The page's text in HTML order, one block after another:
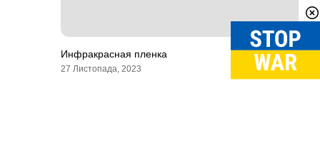
Инфракрасная пленка
27 Листопада, 2023